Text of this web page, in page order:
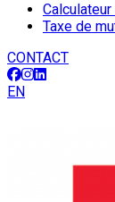
Taxe de
CONTACT
EN